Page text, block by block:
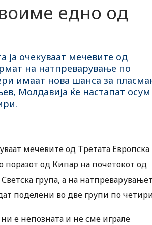
едно од
ја очекуваат мечевите од
на натпреварување по
имаат нова шанса за
Молдавија ќе настапат осум
мечевите од Третата Европска
поразот од Кипар на почетокот од
група, а на
поделени во две групи по
е непозната и не сме играле